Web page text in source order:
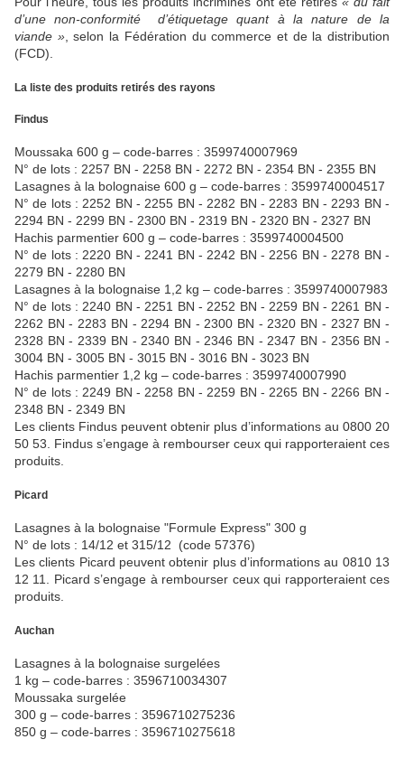
d’une non-conformité d’étiquetage quant à la nature de la
viande », selon la Fédération du commerce et de la distribution
(FCD).
La liste des produits retirés des rayons
Findus
Moussaka 600 g – code-barres : 3599740007969
N° de lots : 2257 BN - 2258 BN - 2272 BN - 2354 BN - 2355 BN
Lasagnes à la bolognaise 600 g – code-barres : 3599740004517
N° de lots : 2252 BN - 2255 BN - 2282 BN - 2283 BN - 2293 BN -
2294 BN - 2299 BN - 2300 BN - 2319 BN - 2320 BN - 2327 BN
Hachis parmentier 600 g – code-barres : 3599740004500
N° de lots : 2220 BN - 2241 BN - 2242 BN - 2256 BN - 2278 BN -
2279 BN - 2280 BN
Lasagnes à la bolognaise 1,2 kg – code-barres : 3599740007983
N° de lots : 2240 BN - 2251 BN - 2252 BN - 2259 BN - 2261 BN -
2262 BN - 2283 BN - 2294 BN - 2300 BN - 2320 BN - 2327 BN -
2328 BN - 2339 BN - 2340 BN - 2346 BN - 2347 BN - 2356 BN -
3004 BN - 3005 BN - 3015 BN - 3016 BN - 3023 BN
Hachis parmentier 1,2 kg – code-barres : 3599740007990
N° de lots : 2249 BN - 2258 BN - 2259 BN - 2265 BN - 2266 BN -
2348 BN - 2349 BN
Les clients Findus peuvent obtenir plus d’informations au 0800 20
50 53. Findus s’engage à rembourser ceux qui rapporteraient ces
produits.
Picard
Lasagnes à la bolognaise "Formule Express" 300 g
N° de lots : 14/12 et 315/12 (code 57376)
Les clients Picard peuvent obtenir plus d’informations au 0810 13
12 11. Picard s’engage à rembourser ceux qui rapporteraient ces
produits.
Auchan
Lasagnes à la bolognaise surgelées
1 kg – code-barres : 3596710034307
Moussaka surgelée
300 g – code-barres : 3596710275236
850 g – code-barres : 3596710275618